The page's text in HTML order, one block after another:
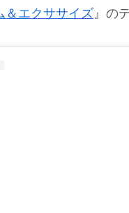
＆エクササイズ 』の